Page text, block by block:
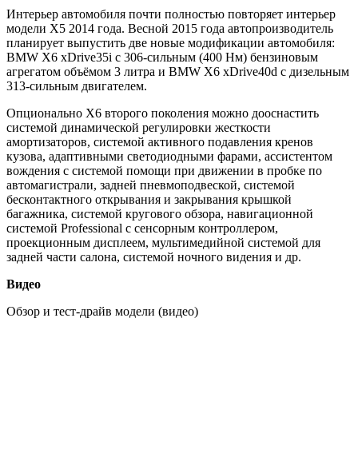
Интерьер автомобиля почти полностью повторяет интерьер
модели X5 2014 года. Весной 2015 года автопроизводитель
планирует выпустить две новые модификации автомобиля:
BMW X6 xDrive35i с 306-сильным (400 Нм) бензиновым
агрегатом объёмом 3 литра и BMW X6 xDrive40d с дизельным
313-сильным двигателем.
Опционально X6 второго поколения можно дооснастить
системой динамической регулировки жесткости
амортизаторов, системой активного подавления кренов
кузова, адаптивными светодиодными фарами, ассистентом
вождения с системой помощи при движении в пробке по
автомагистрали, задней пневмоподвеской, системой
бесконтактного открывания и закрывания крышкой
багажника, системой кругового обзора, навигационной
системой Professional с сенсорным контроллером,
проекционным дисплеем, мультимедийной системой для
задней части салона, системой ночного видения и др.
Видео
Обзор и тест-драйв модели (видео)